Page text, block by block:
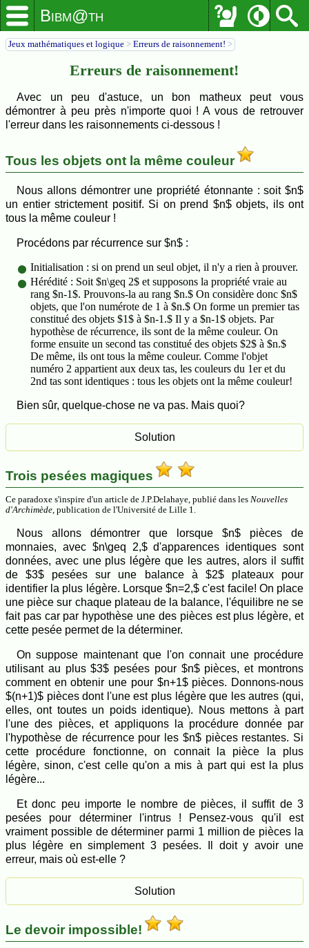
Bibm@th
Jeux mathématiques et logique > Erreurs de raisonnement! >
Erreurs de raisonnement!
Avec un peu d'astuce, un bon matheux peut vous
démontrer à peu près n'importe quoi ! A vous de retrouver
l'erreur dans les raisonnements ci-dessous !
Tous les objets ont la même couleur
Nous allons démontrer une propriété étonnante : soit $n$
un entier strictement positif. Si on prend $n$ objets, ils ont
tous la même couleur !
Procédons par récurrence sur $n$ :
Initialisation : si on prend un seul objet, il n'y a rien à prouver.
Hérédité : Soit $n\geq 2$ et supposons la propriété vraie au
rang $n-1$. Prouvons-la au rang $n.$ On considère donc $n$
objets, que l'on numérote de 1 à $n.$ On forme un premier tas
constitué des objets $1$ à $n-1.$ Il y a $n-1$ objets. Par
hypothèse de récurrence, ils sont de la même couleur. On
forme ensuite un second tas constitué des objets $2$ à $n.$
De même, ils ont tous la même couleur. Comme l'objet
numéro 2 appartient aux deux tas, les couleurs du 1er et du
2nd tas sont identiques : tous les objets ont la même couleur!
Bien sûr, quelque-chose ne va pas. Mais quoi?
Trois pesées magiques
Ce paradoxe s'inspire d'un article de J.P.Delahaye, publié dans les Nouvelles
d'Archimède, publication de l'Université de Lille 1.
Nous allons démontrer que lorsque $n$ pièces de
monnaies, avec $n\geq 2,$ d'apparences identiques sont
données, avec une plus légère que les autres, alors il suffit
de $3$ pesées sur une balance à $2$ plateaux pour
identifier la plus légère. Lorsque $n=2,$ c'est facile! On place
une pièce sur chaque plateau de la balance, l'équilibre ne se
fait pas car par hypothèse une des pièces est plus légère, et
cette pesée permet de la déterminer.
On suppose maintenant que l'on connait une procédure
utilisant au plus $3$ pesées pour $n$ pièces, et montrons
comment en obtenir une pour $n+1$ pièces. Donnons-nous
$(n+1)$ pièces dont l'une est plus légère que les autres (qui,
elles, ont toutes un poids identique). Nous mettons à part
l'une des pièces, et appliquons la procédure donnée par
l'hypothèse de récurrence pour les $n$ pièces restantes. Si
cette procédure fonctionne, on connait la pièce la plus
légère, sinon, c'est celle qu'on a mis à part qui est la plus
légère...
Et donc peu importe le nombre de pièces, il suffit de 3
pesées pour déterminer l'intrus ! Pensez-vous qu'il est
vraiment possible de déterminer parmi 1 million de pièces la
plus légère en simplement 3 pesées. Il doit y avoir une
erreur, mais où est-elle ?
Le devoir impossible!